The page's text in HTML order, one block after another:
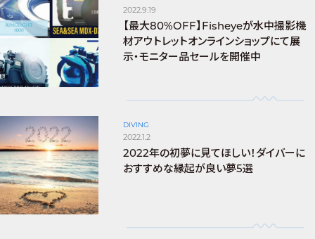
2022.9.19
【最大80%OFF】Fisheyeが水中撮影機
材アウトレットオンラインショップにて展
示・モニター品セールを開催中
DIVING
2022.1.2
2022年の初夢に見てほしい！ダイバーに
おすすめな縁起が良い夢5選